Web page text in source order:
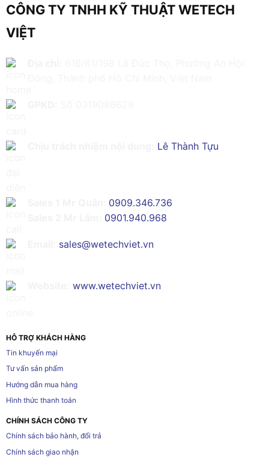
CÔNG TY TNHH KỸ THUẬT WETECH
VIỆT
Lê Thành Tựu
0909.346.736
0901.940.968
sales@wetechviet.vn
www.wetechviet.vn
HỖ TRỢ KHÁCH HÀNG
Tin khuyến mại
Tư vấn sản phẩm
Hướng dẫn mua hàng
Hình thức thanh toán
CHÍNH SÁCH CÔNG TY
Chính sách bảo hành, đổi trả
Chính sách giao nhận